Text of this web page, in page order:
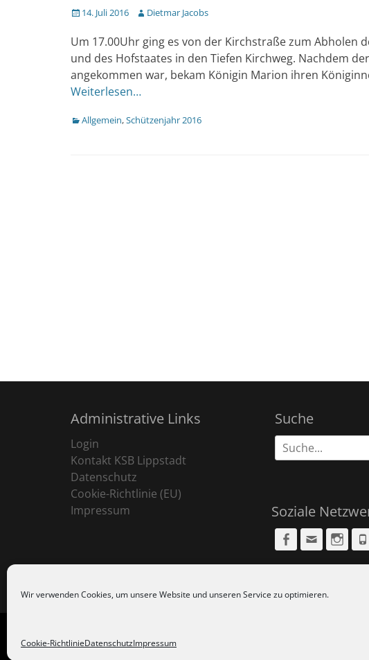
Wir verwenden Cookies, um unsere Website und unseren Service zu optimieren.
Cookie-RichtlinieDatenschutzImpressum
Veröffentlicht
14. Juli 2016 Author
Dietmar Jacobs
Um 17.00Uhr ging es von der Kirchstraße zum Abholen
und des Hofstaates in den Tiefen Kirchweg. Nachdem
angekommen war, bekam Königin Marion ihren
Weiterlesen…
Kategorien
Allgemein,Schützenjahr 2016
Administrative Links
Login
Kontakt KSB Lippstadt
Datenschutz
Cookie-Richtlinie (EU)
Impressum
Suche
Suche
nach:
Soziale
Facebook
Email